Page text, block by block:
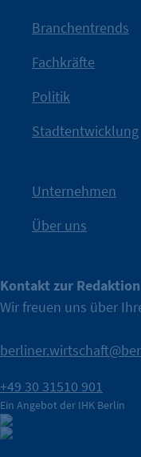
IHK Berlin. Offizieller
Nach einer
Kampagne der IHK
IHK?“wurde bewusst
mit Haltung.
Branchentrends
Fachkräfte
Politik
Stadtentwicklung
Unternehmen
Über uns
Kontakt zur Redaktion
Wir freuen uns über
+49 30 31510 901
Ein Angebot der IHK Berlin